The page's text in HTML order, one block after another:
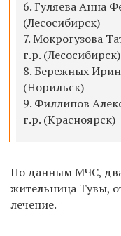
6. Гуляева Анна
(Лесосибирск)
7. Мокрогузова
г.р. (Лесосибирск)
8. Бережных
(Норильск)
9. Филлипов
г.р. (Красноярск)
По данным МЧС, два
жительница Тувы,
лечение.